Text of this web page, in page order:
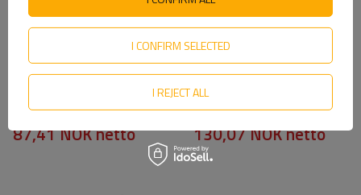
Winterhoff lastefeste
87,41 NOKnetto
Tilhengerlås med
tyverisikring UNITRAILER-
tilhenger
130,07 NOKnetto
I CONFIRM SELECTED
I REJECT ALL